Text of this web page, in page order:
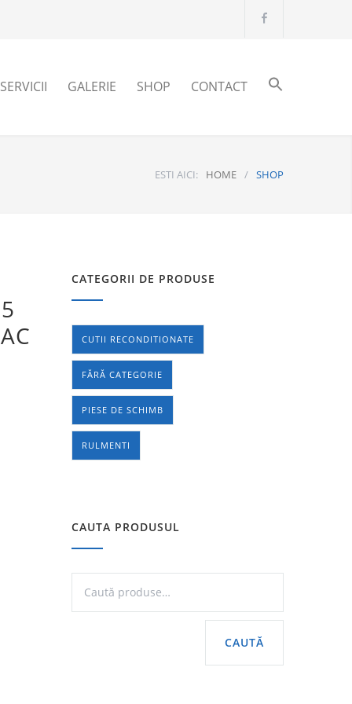
SERVICII GALERIE SHOP CONTACT
ESTI AICI: HOME / SHOP
CATEGORII DE PRODUSE
CUTII RECONDITIONATE
FĂRĂ CATEGORIE
PIESE DE SCHIMB
RULMENTI
CAUTA PRODUSUL
CAUTĂ